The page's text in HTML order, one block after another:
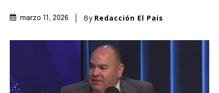
marzo 11, 2026 By Redacción El Pais